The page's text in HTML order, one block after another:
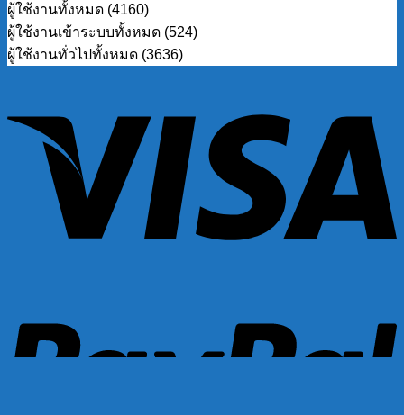
ผู้ใช้งานทั้งหมด (4160)
ผู้ใช้งานเข้าระบบทั้งหมด (524)
ผู้ใช้งานทั่วไปทั้งหมด (3636)